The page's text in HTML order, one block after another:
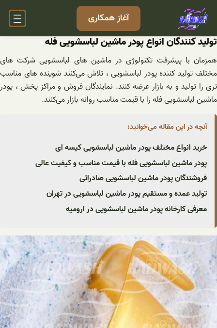
رفتن
آغاز همکاری
تولید کنندگان انواع پودر ماشین لباسشویی فله
همزمان با پیشرفت تکنولوژی در ماشین های لباسشویی شرکت های
مختلف تولید کننده پودر لباسشویی ، تلاش می‌کنند شوینده های مناسب
تری را تولید و به بازار عرضه کنند. نمایندگان فروش و مراکز پخش ، پودر
ماشین لباسشویی فله را با قیمت مناسب روانه بازار می‌کنند.
آنچه در این مقاله می‌خوانید:
خرید انواع مختلف پودر ماشین لباسشویی کیسه ای
پودر ماشین لباسشویی فله با قیمت مناسب و کیفیت عالی
فروشندگان پودر ماشین لباسشویی صادراتی
تولید عمده و مستقیم پودر ماشین لباسشویی در تهران
معرفی کارخانه پودر ماشین لباسشویی در ارومیه